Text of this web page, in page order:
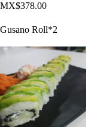
MX$378.00
Gusano Roll*2